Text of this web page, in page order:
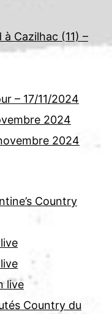
Cazilhac (11) –
– 17/11/2024
2024
2024
Country
live
Country du